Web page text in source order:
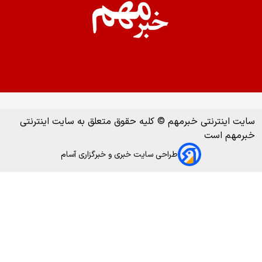
سایت اینترنتی خبرمهم © کلیه حقوق متعلق به سایت اینترنتی
خبرمهم است
طراحی سایت خبری و خبرگزاری آسام